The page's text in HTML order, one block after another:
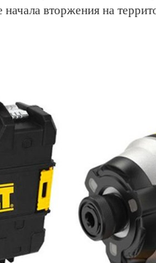
начала вторжения на